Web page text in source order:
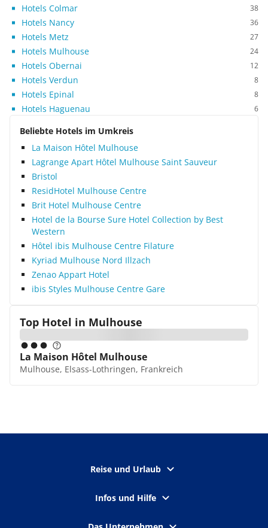
Hotels Colmar 38
Hotels Nancy 36
Hotels Metz 27
Hotels Mulhouse 24
Hotels Obernai 12
Hotels Verdun 8
Hotels Epinal 8
Hotels Haguenau 6
Beliebte Hotels im Umkreis
La Maison Hôtel Mulhouse
Lagrange Apart Hôtel Mulhouse Saint Sauveur
Bristol
ResidHotel Mulhouse Centre
Brit Hotel Mulhouse Centre
Hotel de la Bourse Sure Hotel Collection by Best
Western
Hôtel ibis Mulhouse Centre Filature
Kyriad Mulhouse Nord Illzach
Zenao Appart Hotel
ibis Styles Mulhouse Centre Gare
Top Hotel in Mulhouse
La Maison Hôtel Mulhouse
Mulhouse, Elsass-Lothringen, Frankreich
Reise und Urlaub
Infos und Hilfe